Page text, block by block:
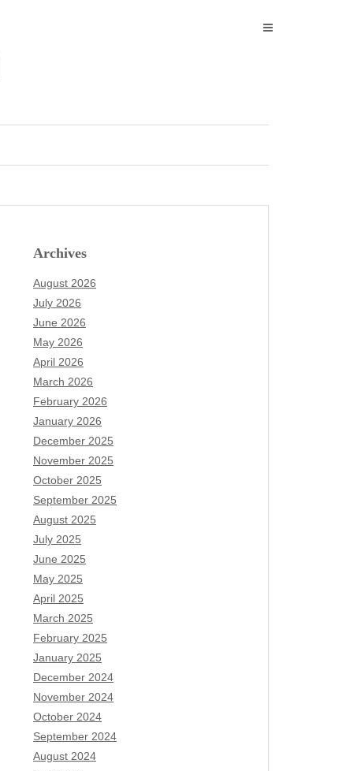
Archives
August 2026
July 2026
June 2026
May 2026
April 2026
March 2026
February 2026
January 2026
December 2025
November 2025
October 2025
September 2025
August 2025
July 2025
June 2025
May 2025
April 2025
March 2025
February 2025
January 2025
December 2024
November 2024
October 2024
September 2024
August 2024